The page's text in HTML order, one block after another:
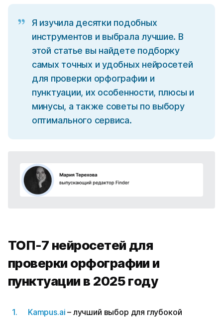
Я изучила десятки подобных
инструментов и выбрала лучшие. В
этой статье вы найдете подборку
самых точных и удобных нейросетей
для проверки орфографии и
пунктуации, их особенности, плюсы и
минусы, а также советы по выбору
оптимального сервиса.
ТОП-7 нейросетей для
проверки орфографии и
пунктуации в 2025 году
Kampus.ai – лучший выбор для глубокой